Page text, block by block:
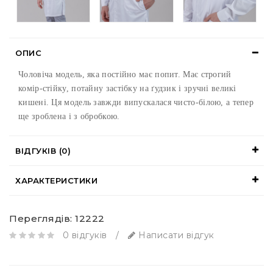
ОПИС
Чоловіча модель, яка постійно має попит. Має строгий
комір-стійку, потайну застібку на ґудзик і зручні великі
кишені. Ця модель завжди випускалася чисто-білою, а тепер
ще зроблена і з обробкою.
ВІДГУКІВ (0)
ХАРАКТЕРИСТИКИ
Переглядів: 12222
0 відгуків / Написати відгук